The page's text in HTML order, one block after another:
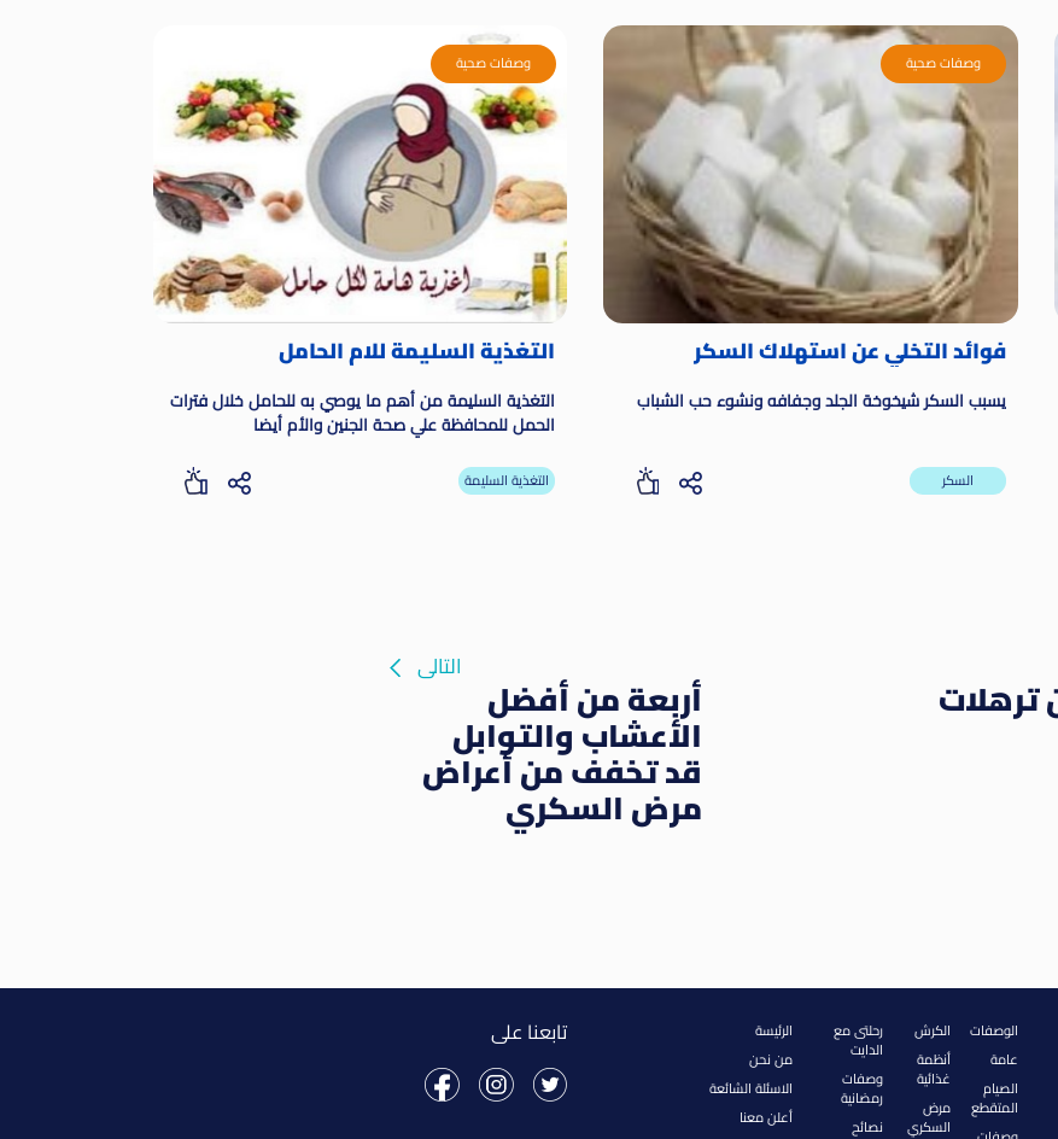
وصفات صحية
فوائد التخلي عن استهلاك السكر
يسبب السكر شيخوخة الجلد وجفافه ونشوء حب الشباب
السكر
وصفات صحية
التغذية السليمة للام الحامل
التغذية السليمة من أهم ما يوصي به للحامل خلال فترات
الحمل للمحافظة علي صحة الجنين والأم أيضا
التغذية السليمة
ترهلات
التالى
أربعة من أفضل
الأعشاب والتوابل
قد تخفف من أعراض
مرض السكري
الوصفات
عامة
الصيام
المتقطع
وصفات
الكرش
أنظمة
غذائية
مرض
السكري
رحلتى مع
الدايت
وصفات
رمضانية
نصائح
الرئيسة
من نحن
الاسئلة الشائعة
أعلن معنا
تابعنا على